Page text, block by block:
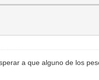
a que alguno de los